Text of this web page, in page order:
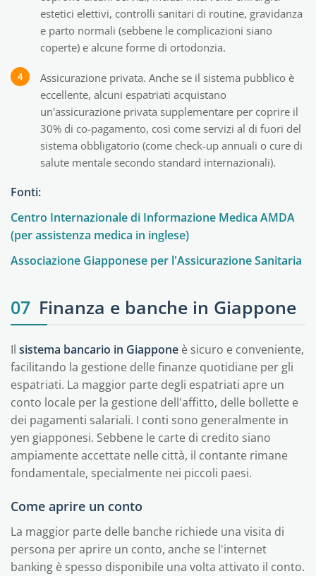
estetici elettivi, controlli sanitari di routine, gravidanza
e parto normali (sebbene le complicazioni siano
coperte) e alcune forme di ortodonzia.
Assicurazione privata. Anche se il sistema pubblico è
eccellente, alcuni espatriati acquistano
un'assicurazione privata supplementare per coprire il
30% di co-pagamento, così come servizi al di fuori del
sistema obbligatorio (come check-up annuali o cure di
salute mentale secondo standard internazionali).
Fonti:
Centro Internazionale di Informazione Medica AMDA
(per assistenza medica in inglese)
Associazione Giapponese per l'Assicurazione Sanitaria
07 Finanza e banche in Giappone
Il sistema bancario in Giappone è sicuro e conveniente,
facilitando la gestione delle finanze quotidiane per gli
espatriati. La maggior parte degli espatriati apre un
conto locale per la gestione dell'affitto, delle bollette e
dei pagamenti salariali. I conti sono generalmente in
yen giapponesi. Sebbene le carte di credito siano
ampiamente accettate nelle città, il contante rimane
fondamentale, specialmente nei piccoli paesi.
Come aprire un conto
La maggior parte delle banche richiede una visita di
persona per aprire un conto, anche se l'internet
banking è spesso disponibile una volta attivato il conto.